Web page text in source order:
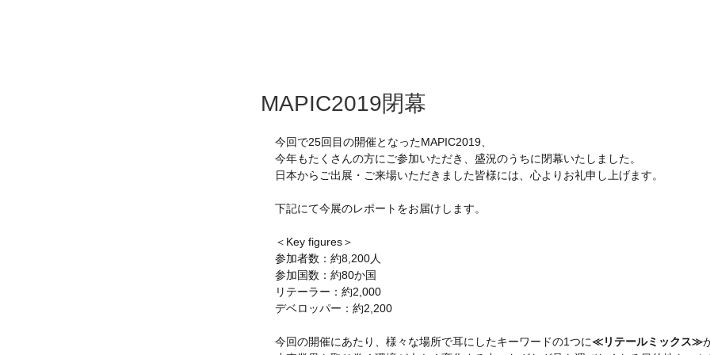
MAPIC2019閉幕
今回で25回目の開催となったMAPIC2019、
今年もたくさんの方にご参加いただき、盛況のうちに閉幕いたしました。
日本からご出展・ご来場いただきました皆様には、心よりお礼申し上げます。
下記にて今展のレポートをお届けします。
＜Key figures＞
参加者数：約8,200人
参加国数：約80か国
リテーラー：約2,000
デベロッパー：約2,200
今回の開催にあたり、様々な場所で耳にしたキーワードの1つに≪リテールミックス≫